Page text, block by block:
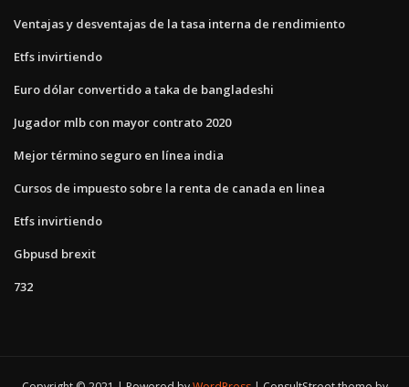
Ventajas y desventajas de la tasa interna de rendimiento
Etfs invirtiendo
Euro dólar convertido a taka de bangladeshi
Jugador mlb con mayor contrato 2020
Mejor término seguro en línea india
Cursos de impuesto sobre la renta de canada en linea
Etfs invirtiendo
Gbpusd brexit
732